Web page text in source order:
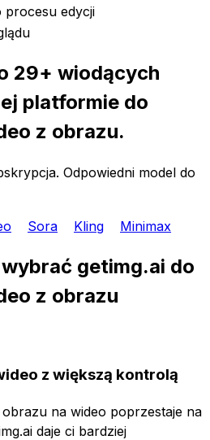
procesu edycji
29+ wiodących
platformie do
z obrazu.
Odpowiedni model do
Sora Kling Minimax
getimg.ai do
z obrazu
z większą kontrolą
na wideo poprzestaje na
daje ci bardziej